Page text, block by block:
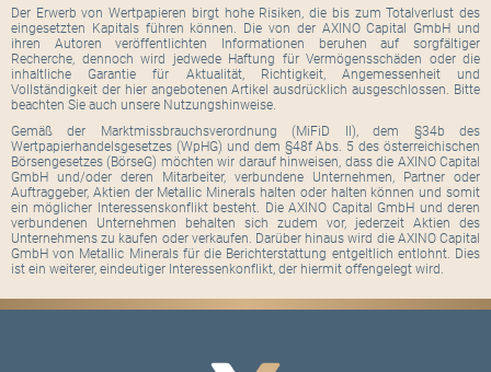
Der Erwerb von Wertpapieren birgt hohe Risiken, die bis zum Totalverlust des
eingesetzten Kapitals führen können. Die von der AXINO Capital GmbH und
ihren Autoren veröffentlichten Informationen beruhen auf sorgfältiger
Recherche, dennoch wird jedwede Haftung für Vermögensschäden oder die
inhaltliche Garantie für Aktualität, Richtigkeit, Angemessenheit und
Vollständigkeit der hier angebotenen Artikel ausdrücklich ausgeschlossen. Bitte
beachten Sie auch unsere Nutzungshinweise.
Gemäß der Marktmissbrauchsverordnung (MiFiD II), dem §34b des
Wertpapierhandelsgesetzes (WpHG) und dem §48f Abs. 5 des österreichischen
Börsengesetzes (BörseG) möchten wir darauf hinweisen, dass die AXINO Capital
GmbH und/oder deren Mitarbeiter, verbundene Unternehmen, Partner oder
Auftraggeber, Aktien der Metallic Minerals halten oder halten können und somit
ein möglicher Interessenskonflikt besteht. Die AXINO Capital GmbH und deren
verbundenen Unternehmen behalten sich zudem vor, jederzeit Aktien des
Unternehmens zu kaufen oder verkaufen. Darüber hinaus wird die AXINO Capital
GmbH von Metallic Minerals für die Berichterstattung entgeltlich entlohnt. Dies
ist ein weiterer, eindeutiger Interessenkonflikt, der hiermit offengelegt wird.